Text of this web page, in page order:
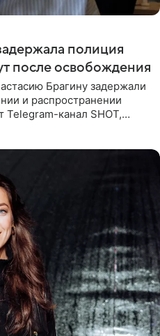
полиция
после освобождения
Брагину задержали
и распространении
Telegram-канал SHOT,